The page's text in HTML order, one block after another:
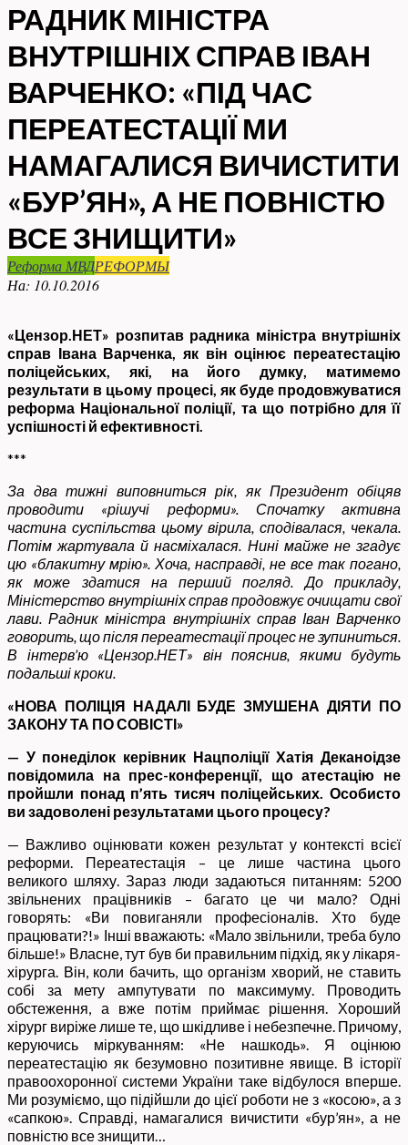
РАДНИК МІНІСТРА
ВНУТРІШНІХ СПРАВ ІВАН
ВАРЧЕНКО: «ПІД ЧАС
ПЕРЕАТЕСТАЦІЇ МИ
НАМАГАЛИСЯ ВИЧИСТИТИ
«БУР’ЯН», А НЕ ПОВНІСТЮ
ВСЕ ЗНИЩИТИ»
Реформа МВДРЕФОРМЫ
На: 10.10.2016
«Цензор.НЕТ» розпитав радника міністра внутрішніх
справ Івана Варченка, як він оцінює переатестацію
поліцейських, які, на його думку, матимемо
результати в цьому процесі, як буде продовжуватися
реформа Національної поліції, та що потрібно для її
успішності й ефективності.
***
За два тижні виповниться рік, як Президент обіцяв
проводити «рішучі реформи». Спочатку активна
частина суспільства цьому вірила, сподівалася, чекала.
Потім жартувала й насміхалася. Нині майже не згадує
цю «блакитну мрію». Хоча, насправді, не все так погано,
як може здатися на перший погляд. До прикладу,
Міністерство внутрішніх справ продовжує очищати свої
лави. Радник міністра внутрішніх справ Іван Варченко
говорить, що після переатестації процес не зупиниться.
В інтерв’ю «Цензор.НЕТ» він пояснив, якими будуть
подальші кроки.
«НОВА ПОЛІЦІЯ НАДАЛІ БУДЕ ЗМУШЕНА ДІЯТИ ПО
ЗАКОНУ ТА ПО СОВІСТІ»
— У понеділок керівник Нацполіції Хатія Деканоідзе
повідомила на прес-конференції, що атестацію не
пройшли понад п’ять тисяч поліцейських. Особисто
ви задоволені результатами цього процесу?
— Важливо оцінювати кожен результат у контексті всієї
реформи. Переатестація – це лише частина цього
великого шляху. Зараз люди задаються питанням: 5200
звільнених працівників – багато це чи мало? Одні
говорять: «Ви повиганяли професіоналів. Хто буде
працювати?!» Інші вважають: «Мало звільнили, треба було
більше!» Власне, тут був би правильним підхід, як у лікаря-
хірурга. Він, коли бачить, що організм хворий, не ставить
собі за мету ампутувати по максимуму. Проводить
обстеження, а вже потім приймає рішення. Хороший
хірург виріже лише те, що шкідливе і небезпечне. Причому,
керуючись міркуванням: «Не нашкодь». Я оцінюю
переатестацію як безумовно позитивне явище. В історії
правоохоронної системи України таке відбулося вперше.
Ми розуміємо, що підійшли до цієї роботи не з «косою», а з
«сапкою». Справді, намагалися вичистити «бур’ян», а не
повністю все знищити…